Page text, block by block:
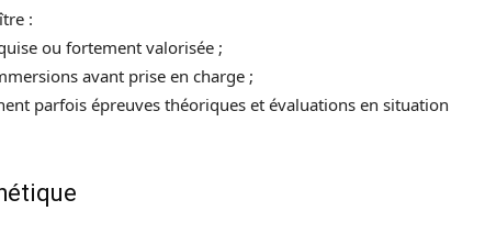
:
ou fortement valorisée ;
avant prise en charge ;
parfois épreuves théoriques et évaluations en situation